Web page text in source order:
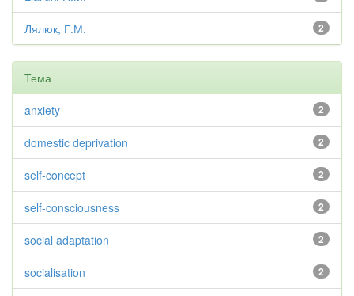
2
Лялюк, Г.М.
Тема
2
anxiety
2
domestic deprivation
2
self-concept
2
self-consciousness
2
social adaptation
2
socialisation